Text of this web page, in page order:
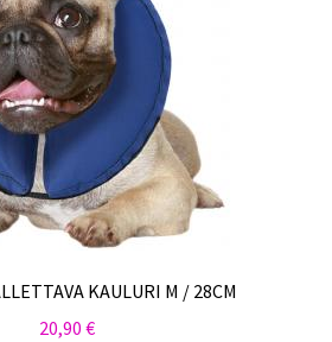
KAULURI M / 28CM
20,90 €